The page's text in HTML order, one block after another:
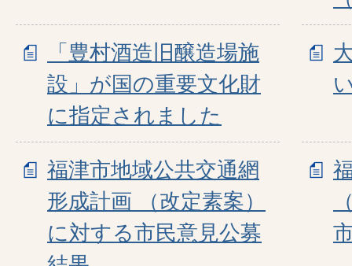
「豊村酒造旧醸造場施
設」が国の重要文化財
に指定されました
福津市地域公共交通網
形成計画 （改定素案）
に対する市民意見公募